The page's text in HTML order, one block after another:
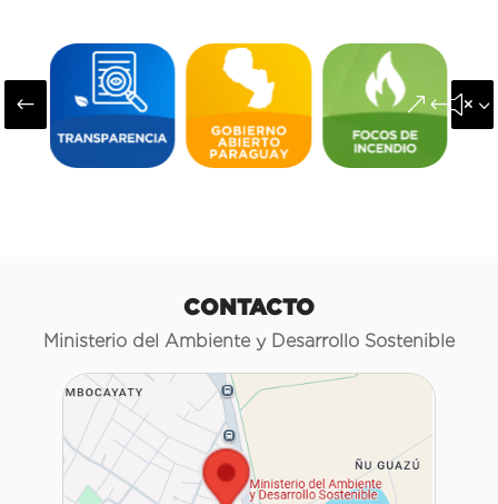
#
CONTACTO
Ministerio del Ambiente y Desarrollo Sostenible